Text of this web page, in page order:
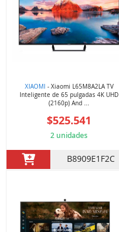
XIAOMI - Xiaomi L65M8A2LA TV
Inteligente de 65 pulgadas 4K UHD
(2160p) And ...
$525.541
2 unidades
B8909E1F2C